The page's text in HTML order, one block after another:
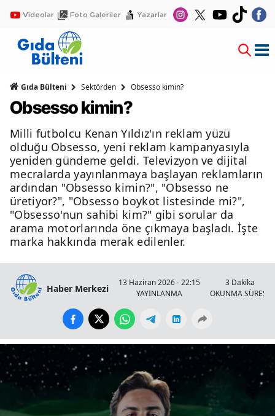
Videolar Foto Galeriler Yazarlar
Gıda Bülteni Sektörden Obsesso kimin?
Obsesso kimin?
Milli futbolcu Kenan Yıldız'ın reklam yüzü
olduğu Obsesso, yeni reklam kampanyasıyla
yeniden gündeme geldi. Televizyon ve dijital
mecralarda yayınlanmaya başlayan reklamların
ardından "Obsesso kimin?", "Obsesso ne
üretiyor?", "Obsesso boykot listesinde mi?",
"Obsesso'nun sahibi kim?" gibi sorular da
arama motorlarında öne çıkmaya başladı. İşte
marka hakkında merak edilenler.
Haber Merkezi
13 Haziran 2026 - 22:15
YAYINLANMA
3 Dakika
OKUNMA SÜRESİ